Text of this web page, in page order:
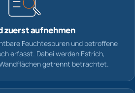
zuerst aufnehmen
Feuchtespuren und betroffene
erfasst. Dabei werden Estrich,
getrennt betrachtet.